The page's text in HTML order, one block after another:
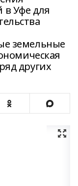
в Уфе для
земельные
других